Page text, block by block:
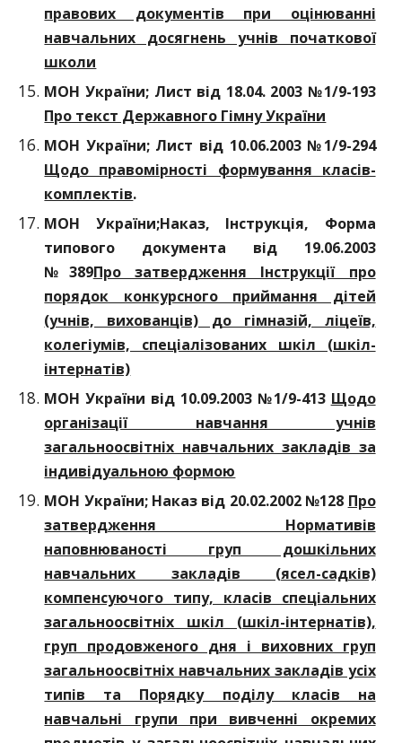
правових документів при оцінюванні
навчальних досягнень учнів початкової
школи
МОН України; Лист від 18.04. 2003 №1/9-193
Про текст Державного Гімну України
МОН України; Лист від 10.06.2003 №1/9-294
Щодо правомірності формування класів-
комплектів.
МОН України;Наказ, Інструкція, Форма
типового документа вiд 19.06.2003
№389Про затвердження Інструкції про
порядок конкурсного приймання дітей
(учнів, вихованців) до гімназій, ліцеїв,
колегіумів, спеціалізованих шкіл (шкіл-
інтернатів)
МОН України від 10.09.2003 №1/9-413 Щодо
організації навчання учнів
загальноосвітніх навчальних закладів за
індивідуальною формою
МОН України; Наказ від 20.02.2002 №128 Про
затвердження Нормативів
наповнюваності груп дошкільних
навчальних закладів (ясел-садків)
компенсуючого типу, класів спеціальних
загальноосвітніх шкіл (шкіл-інтернатів),
груп продовженого дня і виховних груп
загальноосвітніх навчальних закладів усіх
типів та Порядку поділу класів на
навчальні групи при вивченні окремих